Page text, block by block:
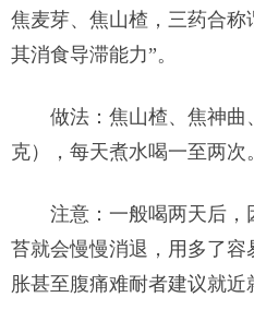
焦麦芽、焦山楂，三药合称
其消食导滞能力”。
做法：焦山楂、焦神曲
克），每天煮水喝一至两次。
注意：一般喝两天后
苔就会慢慢消退，用多了
胀甚至腹痛难耐者建议就近